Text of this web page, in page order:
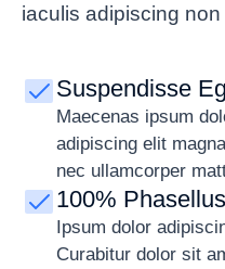
iaculis adipiscing
Suspendisse
Maecenas ipsum
adipiscing elit
nec ullamcorper
100%
Ipsum dolor
Curabitur dolor sit